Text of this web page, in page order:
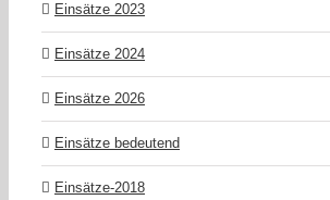
Einsätze 2023
Einsätze 2024
Einsätze 2026
Einsätze bedeutend
Einsätze-2018